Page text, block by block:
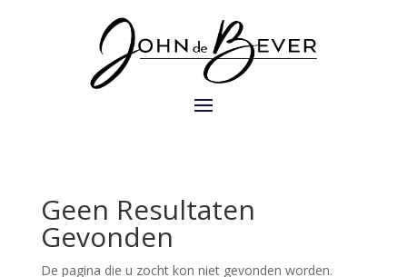
Geen Resultaten
Gevonden
De pagina die u zocht kon niet gevonden worden.